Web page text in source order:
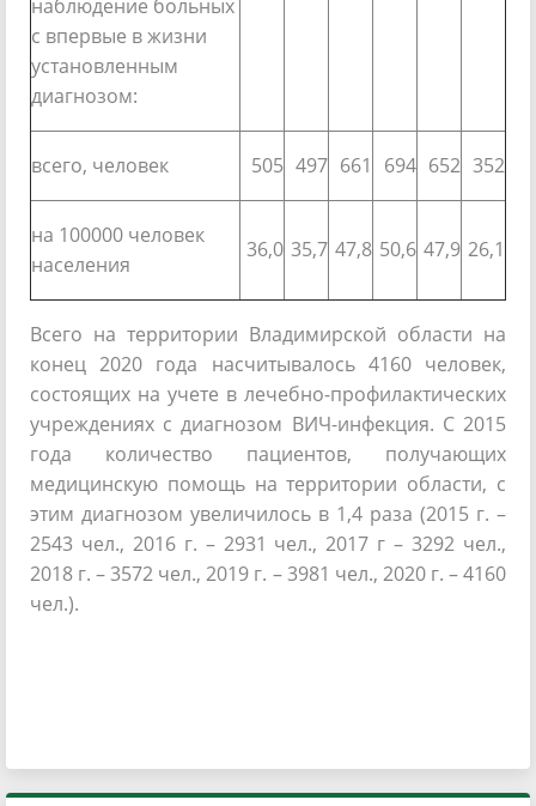
наблюдение больных
с впервые в жизни
установленным
диагнозом:
всего, человек 505 497 661 694 652 352
на 100000 человек
населения
36,0 35,7 47,8 50,6 47,9 26,1
Всего на территории Владимирской области на
конец 2020 года насчитывалось 4160 человек,
состоящих на учете в лечебно-профилактических
учреждениях с диагнозом ВИЧ-инфекция. С 2015
года количество пациентов, получающих
медицинскую помощь на территории области, с
этим диагнозом увеличилось в 1,4 раза (2015 г. –
2543 чел., 2016 г. – 2931 чел., 2017 г – 3292 чел.,
2018 г. – 3572 чел., 2019 г. – 3981 чел., 2020 г. – 4160
чел.).